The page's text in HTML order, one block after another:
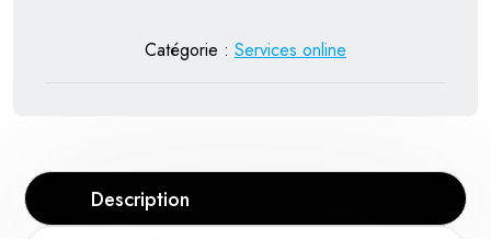
professionnel
Catégorie : Services online
Description